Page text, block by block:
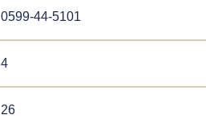
0599-44-5101
4
26